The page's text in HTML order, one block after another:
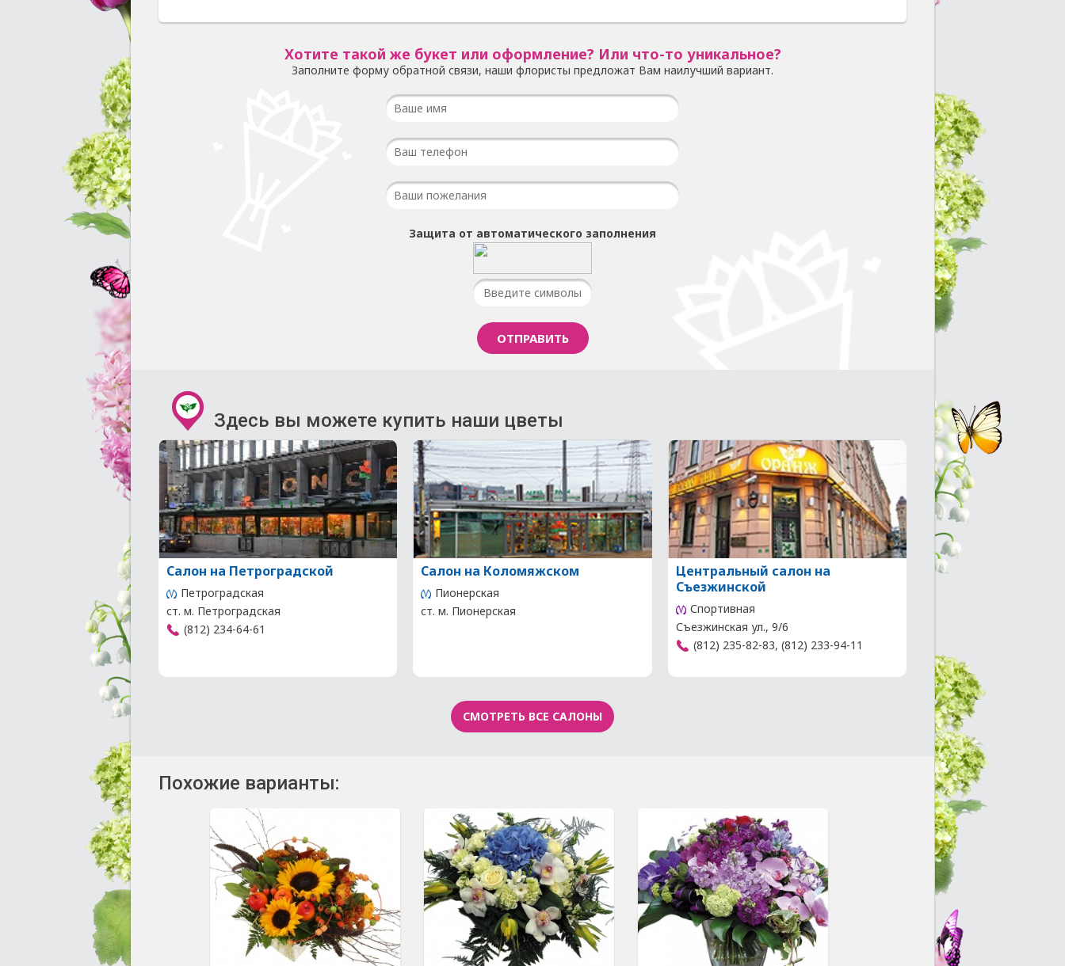
Хотите такой же букет или оформление? Или что-то уникальное?
Заполните форму обратной связи, наши флористы предложат Вам наилучший вариант.
Защита от автоматического заполнения
Здесь вы можете купить наши цветы
Салон на Петроградской
Петроградская
ст. м. Петроградская
(812) 234-64-61
Салон на Коломяжском
Пионерская
ст. м. Пионерская
Центральный салон на
Съезжинской
Спортивная
Съезжинская ул., 9/6
(812) 235-82-83, (812) 233-94-11
СМОТРЕТЬ ВСЕ САЛОНЫ
Похожие варианты: